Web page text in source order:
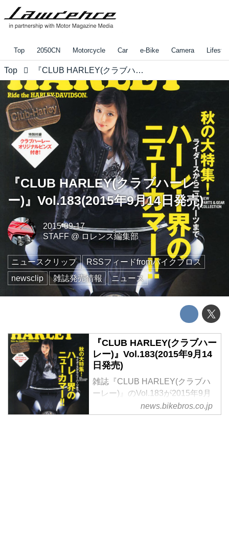
Top 2050CN Motorcycle Car e-Bike Camera
Top 『CLUB HARLEY(クラブハーレー)』Vol.183(2015年9月14日発売)
『CLUB HARLEY(クラブハーレ
ー)』Vol.183(2015年9月14日発売)
2015-09-17
STAFF@ ロレンス編集部
ニュースクリップ
RSSフィードfromバイクブロス
newsclip
雑誌発売情報 ニュース
『CLUB HARLEY(クラブハー
レー)』Vol.183(2015年9月14
日発売)
雑誌『CLUB HARLEY(クラブハ
ーレー)』のVol.183が2015年9月
14日に発売されたnews.bikebros.co.jp